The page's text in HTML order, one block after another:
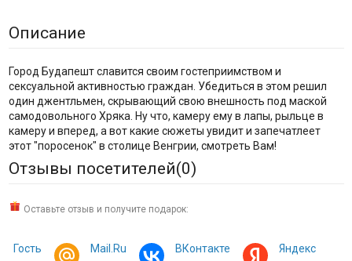
Описание
Город Будапешт славится своим гостеприимством и
сексуальной активностью граждан. Убедиться в этом решил
один джентльмен, скрывающий свою внешность под маской
самодовольного Хряка. Ну что, камеру ему в лапы, рыльце в
камеру и вперед, а вот какие сюжеты увидит и запечатлеет
этот "поросенок" в столице Венгрии, смотреть Вам!
Отзывы посетителей(0)
Оставьте отзыв и получите подарок:
Гость Mail.Ru ВКонтакте Яндекс